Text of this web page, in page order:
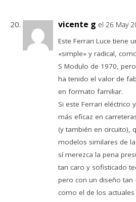
vicente g el 26 May
Este Ferrari Luce tiene
«simple» y radical,
S Modulo de 1970,
ha tenido el valor de
en formato familiar.
Si este Ferrari eléctrico
más eficaz en
(y también en circuito),
modelos similares de
sí merezca la pena
tan caro y sofisticado
pero con un diseño tan
como el de los